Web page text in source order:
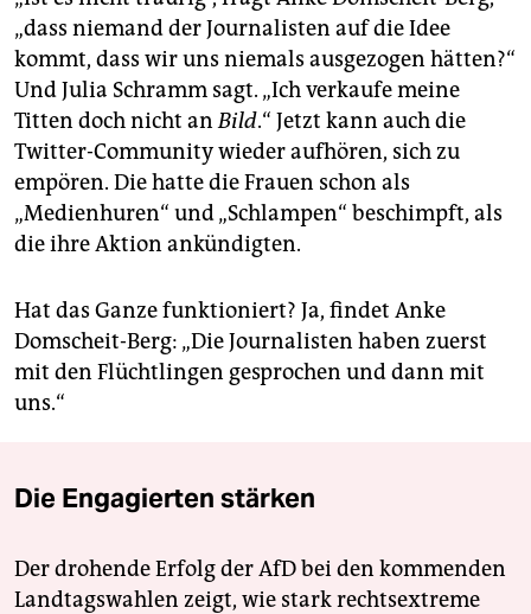
„dass niemand der Journalisten auf die Idee
kommt, dass wir uns niemals ausgezogen hätten?“
Und Julia Schramm sagt. „Ich verkaufe meine
Titten doch nicht anBild.“ Jetzt kann auch die
Twitter-Community wieder aufhören, sich zu
empören. Die hatte die Frauen schon als
„Medienhuren“ und „Schlampen“ beschimpft, als
die ihre Aktion ankündigten.
Hat das Ganze funktioniert? Ja, findet Anke
Domscheit-Berg: „Die Journalisten haben zuerst
mit den Flüchtlingen gesprochen und dann mit
uns.“
Die Engagierten stärken
Der drohende Erfolg der AfD bei den kommenden
Landtagswahlen zeigt, wie stark rechtsextreme